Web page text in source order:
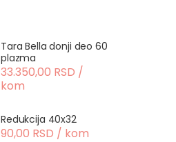
Tara Bella donji deo 60
plazma
33.350,00 RSD /
kom
Redukcija 40x32
90,00 RSD / kom